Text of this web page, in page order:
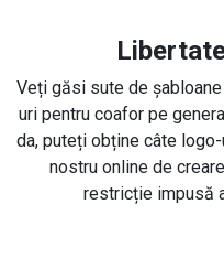
Veți găsi sute de
uri pentru coafor pe
da, puteți obține câte
nostru online de
restricție impusă